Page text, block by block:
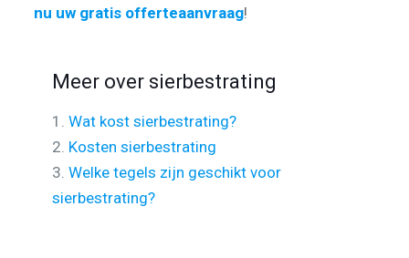
nu uw gratis offerteaanvraag!
Meer over sierbestrating
1. Wat kost sierbestrating?
2. Kosten sierbestrating
3. Welke tegels zijn geschikt voor
sierbestrating?